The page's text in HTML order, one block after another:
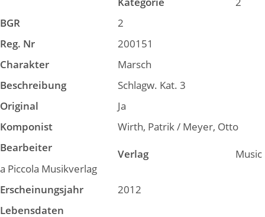
BGR
2
Reg. Nr
200151
Charakter
Marsch
Beschreibung
Schlagw. Kat. 3
Original
Ja
Komponist
Wirth, Patrik / Meyer, Otto
Bearbeiter
Verlag
Music
a Piccola Musikverlag
Erscheinungsjahr
2012
Lebensdaten